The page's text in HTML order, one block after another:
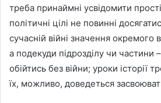
треба принаймні усвідомити
політичні цілі не повинні
сучасній війні значення окремого
а подекуди підрозділу чи частини
обійтись без війни; уроки історії
їх, можливо, доведеться